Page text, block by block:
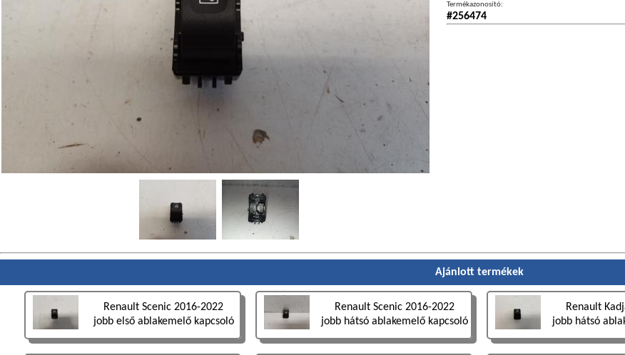
Termékazonosító:
#256474
Ajánlott termékek
Renault Scenic 2016-2022
jobb első ablakemelő kapcsoló
Renault Scenic 2016-2022
jobb hátsó ablakemelő kapcsoló
Renault
jobb hátsó